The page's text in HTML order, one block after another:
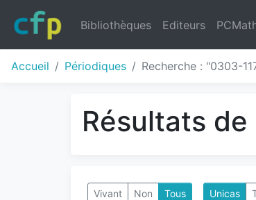
Bibliothèques Editeurs
Accueil Périodiques Recherche : "0303-
Résultats
Vivant Non Tous Unicas